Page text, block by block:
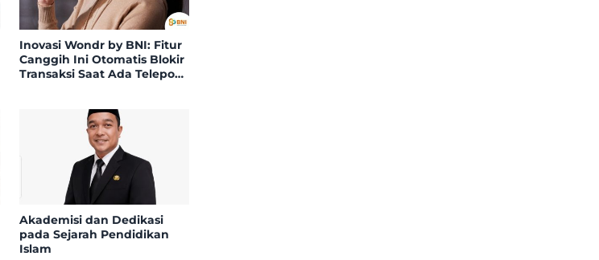
Inovasi Wondr by BNI: Fitur
Canggih Ini Otomatis Blokir
Transaksi Saat Ada Telepon
Akademisi dan Dedikasi
pada Sejarah Pendidikan
Islam